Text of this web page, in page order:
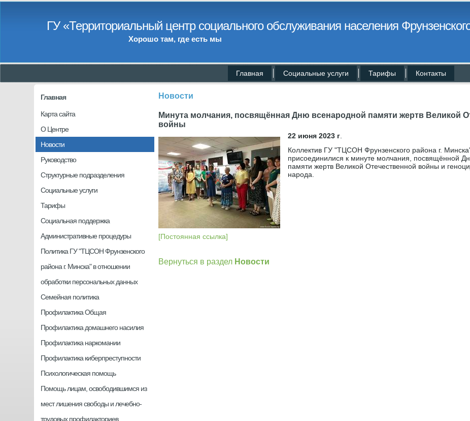
ГУ «Территориальный центр социального обслуживания населения
Хорошо там, где есть мы
Главная Социальные услуги Тарифы Контакты
Главная
Карта сайта
О Центре
Новости
Руководство
Структурные подразделения
Социальные услуги
Тарифы
Социальная поддержка
Административные процедуры
Политика ГУ "ТЦСОН Фрунзенского
района г. Минска" в отношении
обработки персональных данных
Семейная политика
Профилактика Общая
Профилактика домашнего насилия
Профилактика наркомании
Профилактика киберпреступности
Психологическая помощь
Помощь лицам, освободившимся из
мест лишения свободы и лечебно-
трудовых профилакториев
Новости
Минута молчания, посвящённая Дню всенародной памяти жертв Великой
войны
22 июня 2023 г
Коллектив ГУ "ТЦСОН Фрунзенского района г.
присоединилися к минуте молчания, посвящённой
памяти жертв Великой Отечественной войны и
народа.
[Постоянная ссылка]
Вернуться в раздел Новости